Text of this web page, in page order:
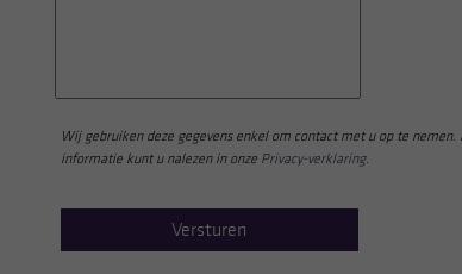
Wij gebruiken deze gegevens enkel om contact met u op te nemen.
informatie kunt u nalezen in onze Privacy-verklaring.